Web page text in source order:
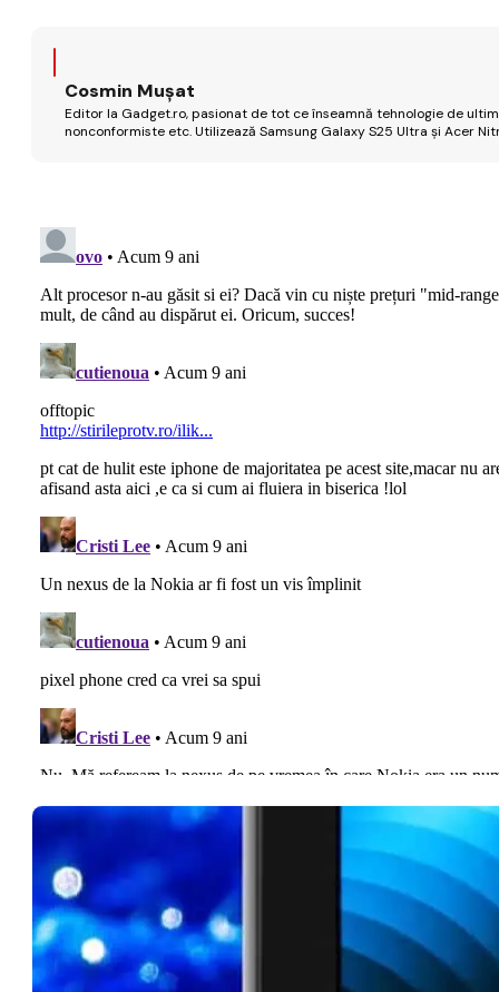
Cosmin Mușat
Editor la Gadget.ro, pasionat de tot ce înseamnă tehnologie de
nonconformiste etc. Utilizează Samsung Galaxy S25 Ultra și Acer